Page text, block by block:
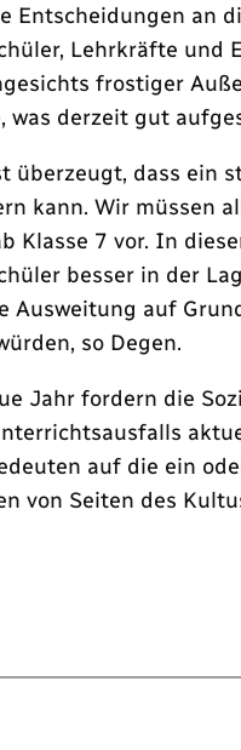
Entscheidungen an
Lehrkräfte und
frostiger
was derzeit gut
überzeugt, dass
kann. Wir müssen
Klasse 7 vor. In
besser in der
Ausweitung auf
so Degen.
Jahr fordern die
auf die ein
von Seiten des